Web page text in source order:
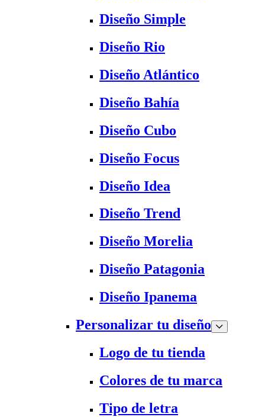
Diseño Simple
Diseño Rio
Diseño Atlántico
Diseño Bahía
Diseño Cubo
Diseño Focus
Diseño Idea
Diseño Trend
Diseño Morelia
Diseño Patagonia
Diseño Ipanema
Personalizar tu diseño
Logo de tu tienda
Colores de tu marca
Tipo de letra